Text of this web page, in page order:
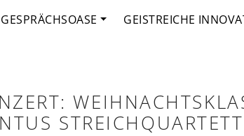
GESPRÄCHSOASE GEISTREICHE
STREICHQUARTETT